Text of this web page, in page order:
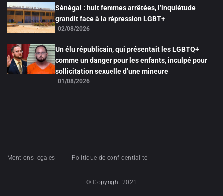
Sénégal : huit femmes arrêtées, l’inquiétude
grandit face à la répression LGBT+
02/08/2026
Un élu républicain, qui présentait les LGBTQ+
comme un danger pour les enfants, inculpé pour
sollicitation sexuelle d’une mineure
01/08/2026
Mentions légales Politique de confidentialité
© Copyright 2021